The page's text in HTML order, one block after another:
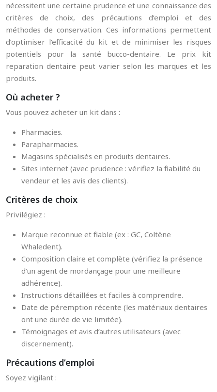
nécessitent une certaine prudence et une connaissance des
critères de choix, des précautions d’emploi et des
méthodes de conservation. Ces informations permettent
d’optimiser l’efficacité du kit et de minimiser les risques
potentiels pour la santé bucco-dentaire. Le prix kit
reparation dentaire peut varier selon les marques et les
produits.
Où acheter ?
Vous pouvez acheter un kit dans :
Pharmacies.
Parapharmacies.
Magasins spécialisés en produits dentaires.
Sites internet (avec prudence : vérifiez la fiabilité du
vendeur et les avis des clients).
Critères de choix
Privilégiez :
Marque reconnue et fiable (ex : GC, Coltène
Whaledent).
Composition claire et complète (vérifiez la présence
d’un agent de mordançage pour une meilleure
adhérence).
Instructions détaillées et faciles à comprendre.
Date de péremption récente (les matériaux dentaires
ont une durée de vie limitée).
Témoignages et avis d’autres utilisateurs (avec
discernement).
Précautions d’emploi
Soyez vigilant :